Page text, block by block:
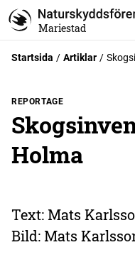
Mariestad
Startsida Artiklar
REPORTAGE
Holma
Text: Mats
Bild: Mats